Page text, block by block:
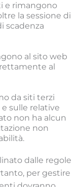
e rimangono
la sessione di
scadenza
al sito web
al
da siti terzi
sulle relative
non ha alcun
non
dalle regole
per gestire